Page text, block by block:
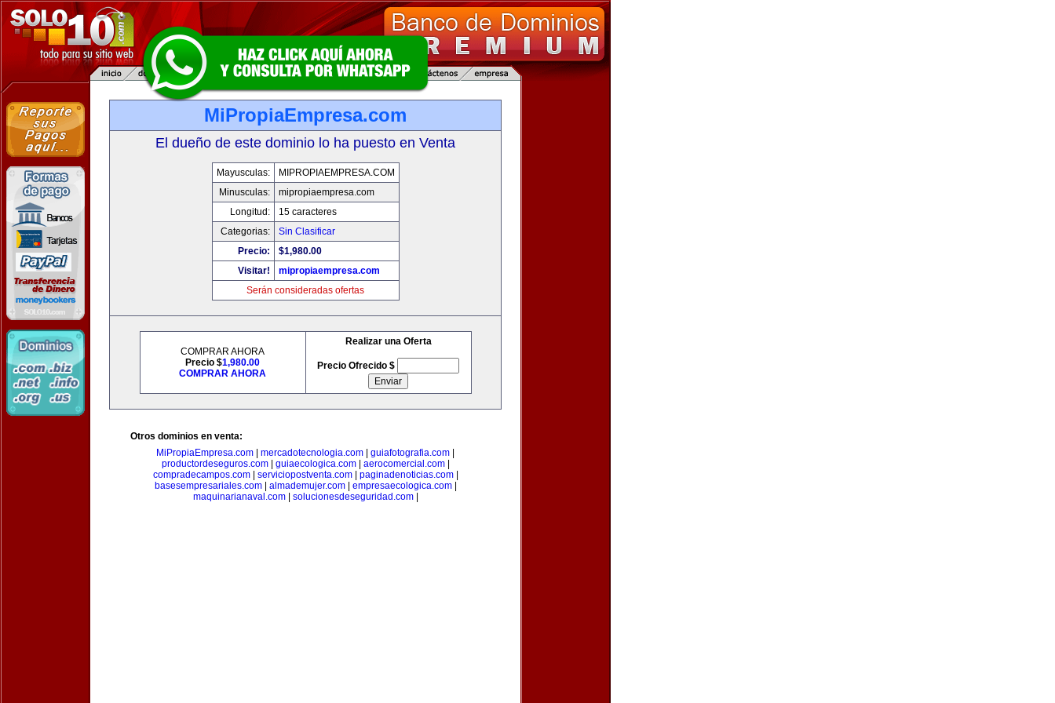
MiPropiaEmpresa.com
El dueño de este dominio lo ha puesto en Venta
Mayusculas:
MIPROPIAEMPRESA.COM
Minusculas:
mipropiaempresa.com
Longitud:
15 caracteres
Categorias:
Sin Clasificar
Precio:
$1,980.00
Visitar!
mipropiaempresa.com
Serán consideradas ofertas
COMPRAR AHORA
Precio $1,980.00
COMPRAR AHORA
Realizar una Oferta
Precio Ofrecido $
Otros dominios en venta:
MiPropiaEmpresa.com
mercadotecnologia.com guiafotografia.com
productordeseguros.com| guiaecologica.com| aerocomercial.com|
compradecampos.com| serviciopostventa.com| paginadenoticias.com|
basesempresariales.com| almademujer.com| empresaecologica.com|
maquinarianaval.com| solucionesdeseguridad.com|